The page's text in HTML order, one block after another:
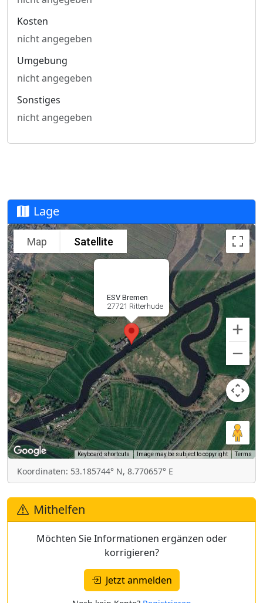
Kosten
nicht angegeben
Umgebung
nicht angegeben
Sonstiges
nicht angegeben
Lage
ESV Bremen
27721 Ritterhude
Map Satellite
Keyboard shortcuts Image may be subject to copyright Terms
Koordinaten: 53.185744° N, 8.770657° E
Mithelfen
Möchten Sie Informationen ergänzen oder
korrigieren?
Jetzt anmelden